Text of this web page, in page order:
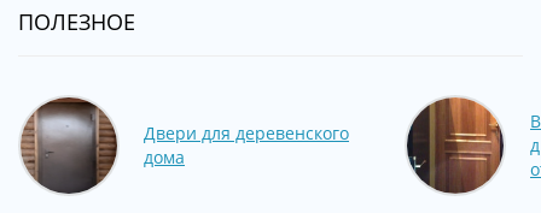
ПОЛЕЗНОЕ
Двери для деревенского
дома